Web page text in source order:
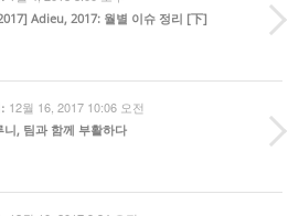
Adieu, 2017: 월별 이슈 정리 [下]
12월 16, 2017 10:06 오전
니, 팀과 함께 부활하다